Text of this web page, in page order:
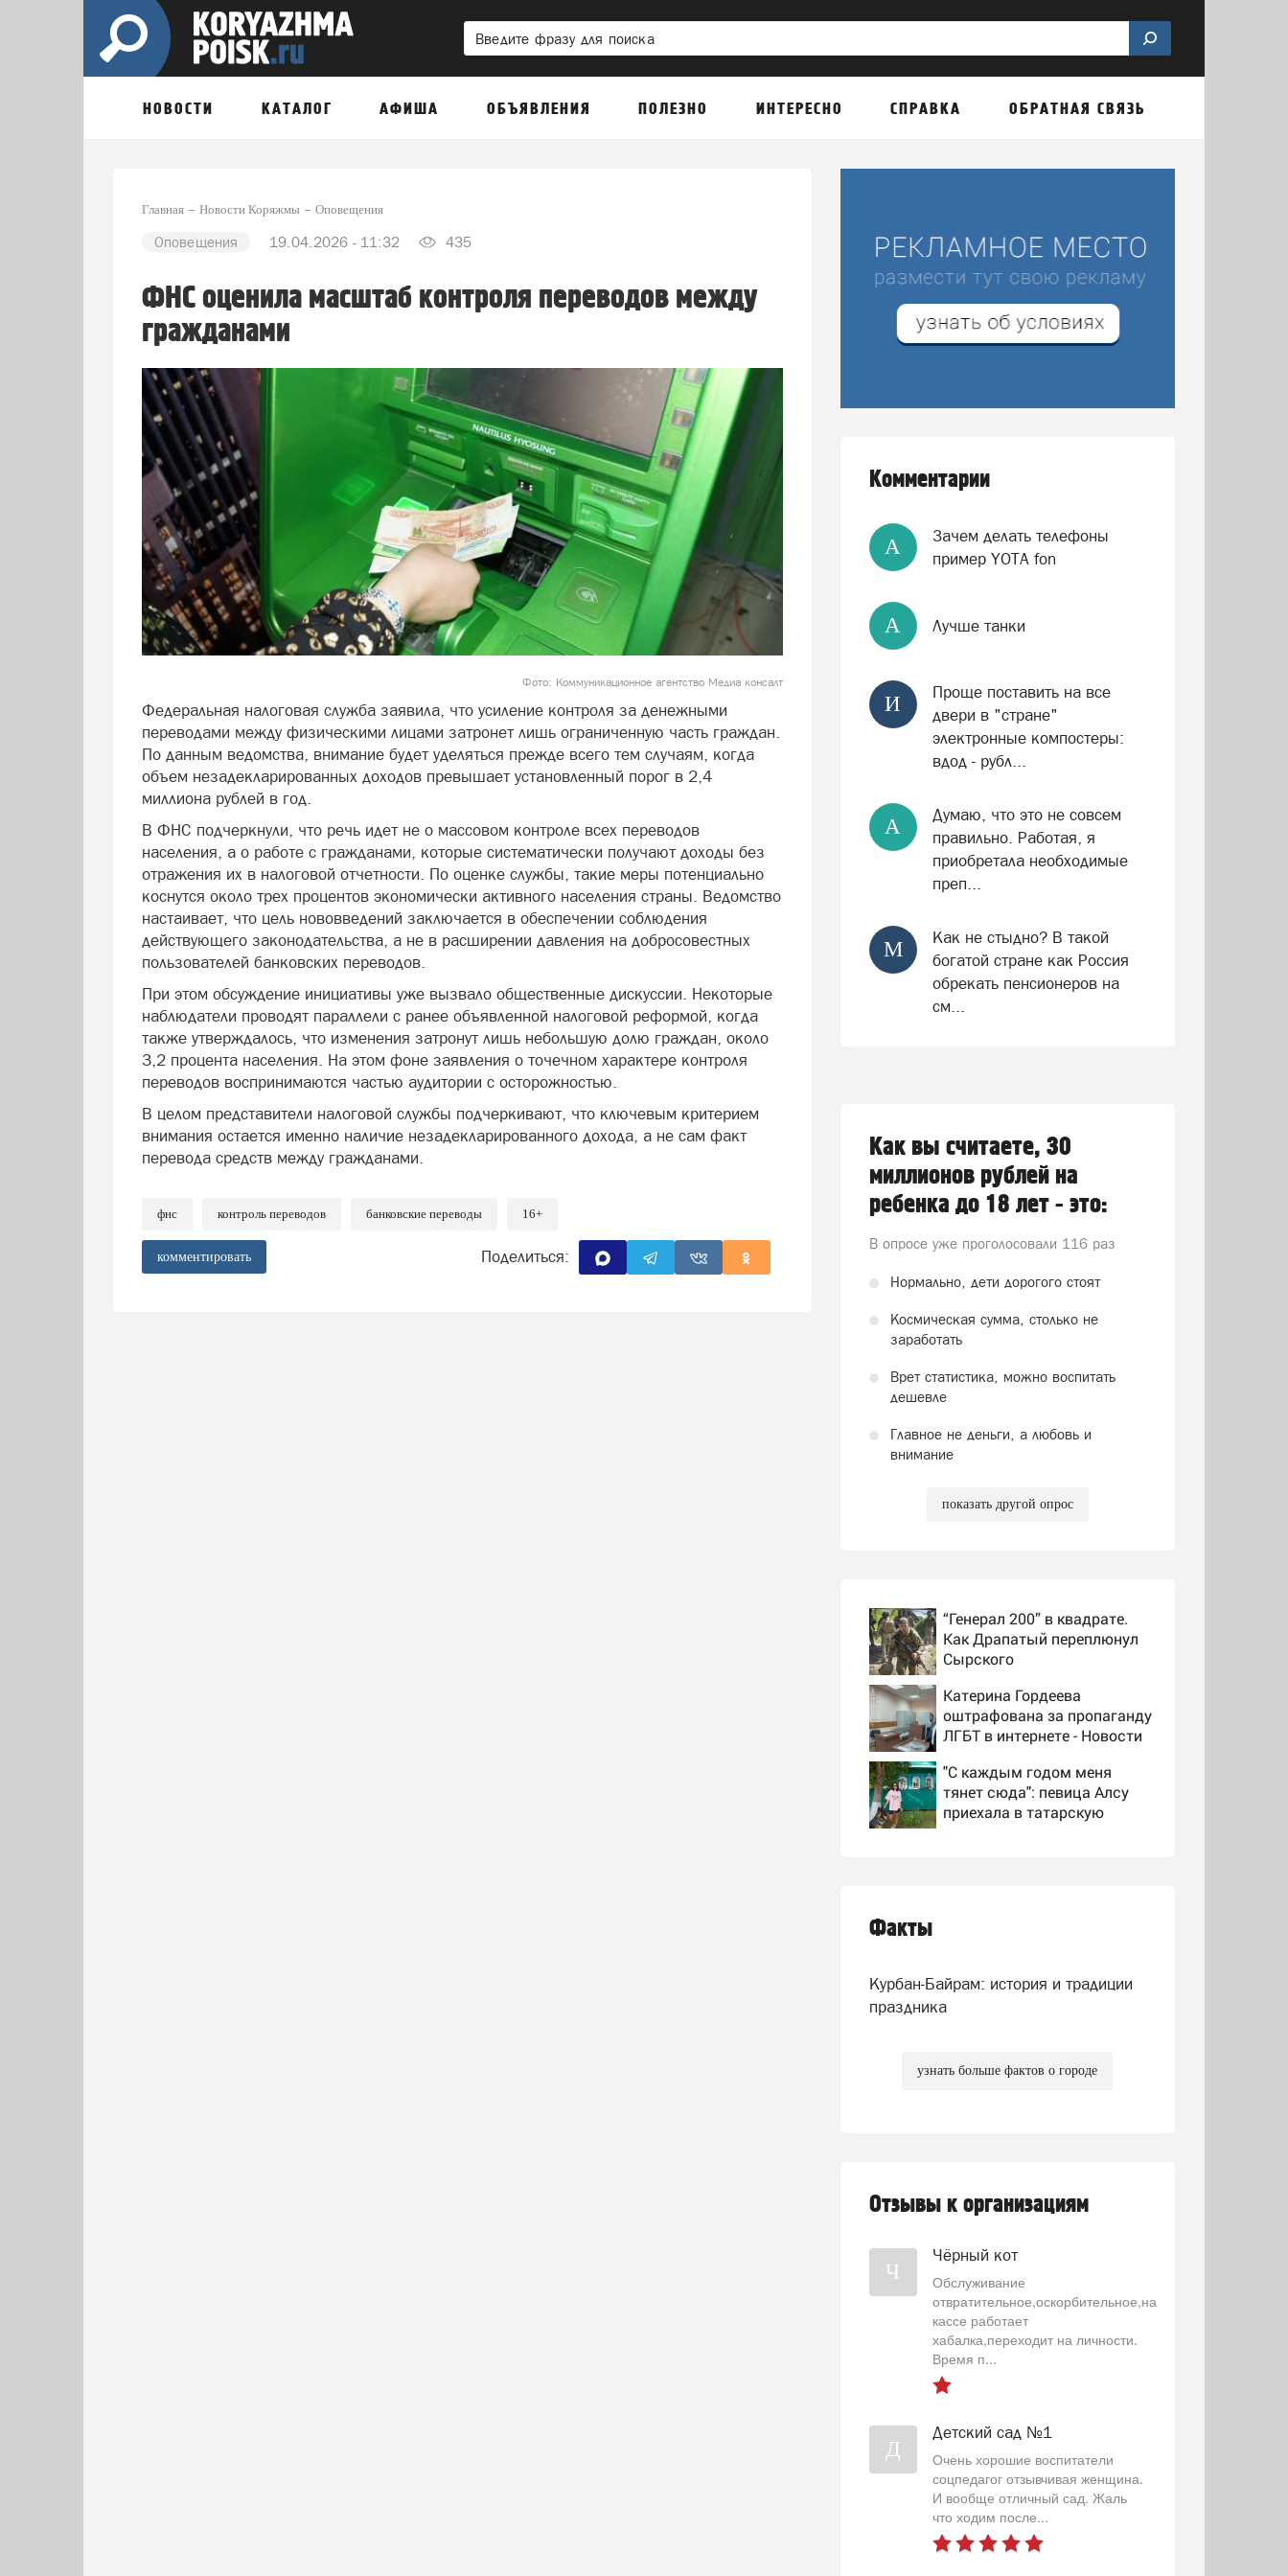
НОВОСТИ КАТАЛОГ АФИША ОБЪЯВЛЕНИЯ ПОЛЕЗНО ИНТЕРЕСНО СПРАВКА ОБРАТНАЯ СВЯЗЬ
Главная Новости Коряжмы Оповещения
Оповещения 19.04.2026 - 11:32 435
ФНС оценила масштаб контроля переводов между
гражданами
Фото: Коммуникационное агентство Медиа консалт
Федеральная налоговая служба заявила, что усиление контроля за денежными
переводами между физическими лицами затронет лишь ограниченную часть граждан.
По данным ведомства, внимание будет уделяться прежде всего тем случаям, когда
объем незадекларированных доходов превышает установленный порог в 2,4
миллиона рублей в год.
В ФНС подчеркнули, что речь идет не о массовом контроле всех переводов
населения, а о работе с гражданами, которые систематически получают доходы без
отражения их в налоговой отчетности. По оценке службы, такие меры потенциально
коснутся около трех процентов экономически активного населения страны. Ведомство
настаивает, что цель нововведений заключается в обеспечении соблюдения
действующего законодательства, а не в расширении давления на добросовестных
пользователей банковских переводов.
При этом обсуждение инициативы уже вызвало общественные дискуссии. Некоторые
наблюдатели проводят параллели с ранее объявленной налоговой реформой, когда
также утверждалось, что изменения затронут лишь небольшую долю граждан, около
3,2 процента населения. На этом фоне заявления о точечном характере контроля
переводов воспринимаются частью аудитории с осторожностью.
В целом представители налоговой службы подчеркивают, что ключевым критерием
внимания остается именно наличие незадекларированного дохода, а не сам факт
перевода средств между гражданами.
фнс контроль переводов банковские переводы 16+
комментировать Поделиться:
Комментарии
А
Зачем делать телефоны
пример YOTA fon
А Лучше танки
И
Проще поставить на все
двери в "стране"
электронные компостеры:
вдод - рубл...
А
Думаю, что это не совсем
правильно. Работая, я
приобретала необходимые
преп...
М
Как не стыдно? В такой
богатой стране как Россия
обрекать пенсионеров на
см...
Как вы считаете, 30
миллионов рублей на
ребенка до 18 лет - это:
В опросе уже проголосовали 116 раз
Нормально, дети дорогого стоят
Космическая сумма, столько не
заработать
Врет статистика, можно воспитать
дешевле
Главное не деньги, а любовь и
внимание
показать другой опрос
“Генерал 200” в квадрате.
Как Драпатый переплюнул
Сырского
Катерина Гордеева
оштрафована за пропаганду
ЛГБТ в интернете - Новости
"С каждым годом меня
тянет сюда": певица Алсу
приехала в татарскую
Факты
Курбан-Байрам: история и традиции
праздника
узнать больше фактов о городе
Отзывы к организациям
Ч
Чёрный кот
Обслуживание
отвратительное,оскорбительное,на
кассе работает
хабалка,переходит на личности.
Время п...
Д
Детский сад №1
Очень хорошие воспитатели
соцпедагог отзывчивая женщина.
И вообще отличный сад. Жаль
что ходим после...